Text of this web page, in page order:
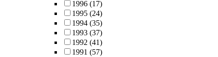
1996 (17)
1995 (24)
1994 (35)
1993 (37)
1992 (41)
1991 (57)